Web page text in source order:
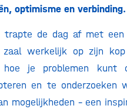
optimisme en verbinding.
trapte de dag af met
werkelijk op zijn
je problemen kunt
en te onderzoeken
mogelijkheden – een